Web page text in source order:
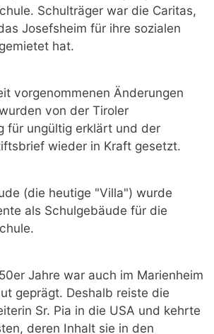
Schulträger war die Caritas,
Josefsheim für ihre sozialen
hat.
vorgenommenen Änderungen
von der Tiroler
für ungültig erklärt und der
wieder in Kraft gesetzt.
(die heutige "Villa") wurde
als Schulgebäude für die
Jahre war auch im Marienheim
geprägt. Deshalb reiste die
Sr. Pia in die USA und kehrte
deren Inhalt sie in den